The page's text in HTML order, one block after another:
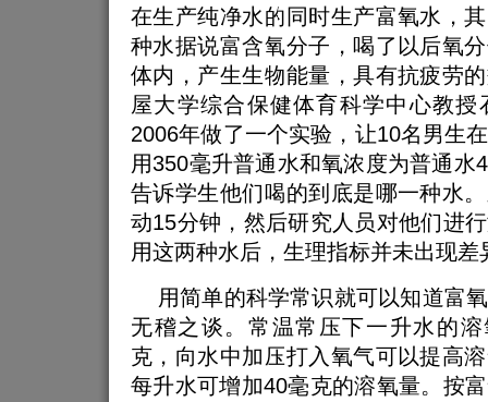
在生产纯净水的同时生产富氧水，
种水据说富含氧分子，喝了以后氧
体内，产生生物能量，具有抗疲劳
屋大学综合保健体育科学中心教授
2006年做了一个实验，让10名男生
用350毫升普通水和氧浓度为普通水
告诉学生他们喝的到底是哪一种水
动15分钟，然后研究人员对他们进
用这两种水后，生理指标并未出现差
用简单的科学常识就可以知道富
无稽之谈。常温常压下一升水的
克，向水中加压打入氧气可以提高
每升水可增加40毫克的溶氧量。按